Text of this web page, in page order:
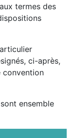
termes des
ci-après,
convention
ensemble